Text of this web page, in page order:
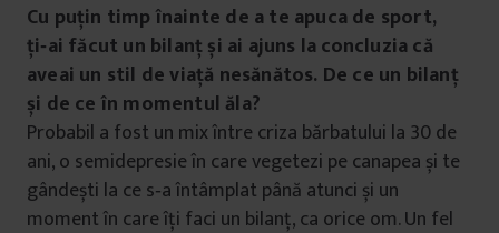
Cu puțin timp înainte de a te apuca de sport,
ți‑ai făcut un bilanț și ai ajuns la concluzia că
aveai un stil de viață nesănătos. De ce un bilanț
și de ce în momentul ăla?
Probabil a fost un mix între criza bărbatului la 30 de
ani, o semidepresie în care vegetezi pe canapea și te
gândești la ce s‑a întâmplat până atunci și un
moment în care îți faci un bilanț, ca orice om. Un fel